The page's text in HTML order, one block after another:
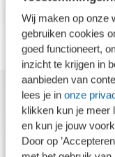
Wij maken op onze
gebruiken cookies
goed functioneert,
inzicht te krijgen in
aanbieden van
lees je in onze
klikken kun je meer
en kun je jouw
Door op
Signalering
25-03-2020
Checklist